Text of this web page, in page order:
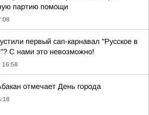
партию помощи
первый сап-карнавал "Русское в
С нами это невозможно!
16:58
отмечает День города